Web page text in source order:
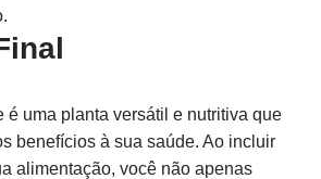
é uma planta versátil e nutritiva que
benefícios à sua saúde. Ao incluir
alimentação, você não apenas